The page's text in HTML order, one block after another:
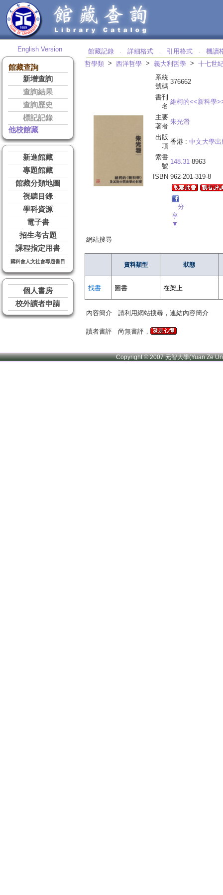
English Version
館藏查詢
新增查詢
查詢結果
查詢歷史
標記記錄
他校館藏
新進館藏
專題館藏
館藏分類地圖
視聽目錄
學科資源
電子書
招生考古題
課程指定用書
國科會人文社會專題書目
個人書房
校外讀者申請
館藏記錄 ‧ 詳細格式 ‧ 引用格式 ‧
機讀
哲學類 > 西洋哲學 > 義大利哲學 > 十七世
系統
號碼
376662
書刊
名
維柯的<<新科學
主要
著者
朱光潛
出版
項
香港 : 中文大學出
索書
號
148.31 8963
ISBN 962-201-319-8
分
享
▼
網站搜尋
資料類型 狀態
找書 圖書 在架上
內容簡介 請利用網站搜尋，連結內容簡介
讀者書評 尚無書評，
Copyright © 2007 元智大學(Yuan Ze